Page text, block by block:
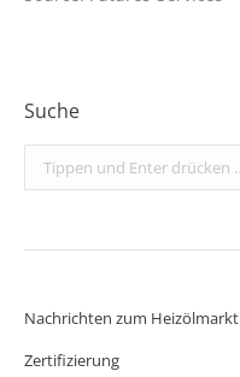
Suche
Search:
Nachrichten zum Heizölmarkt
Zertifizierung